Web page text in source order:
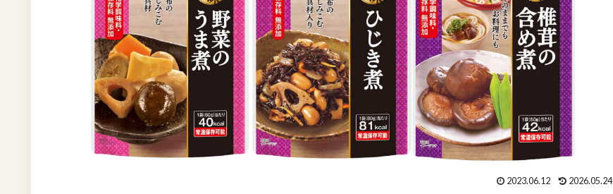
2023.06.12 2026.05.24